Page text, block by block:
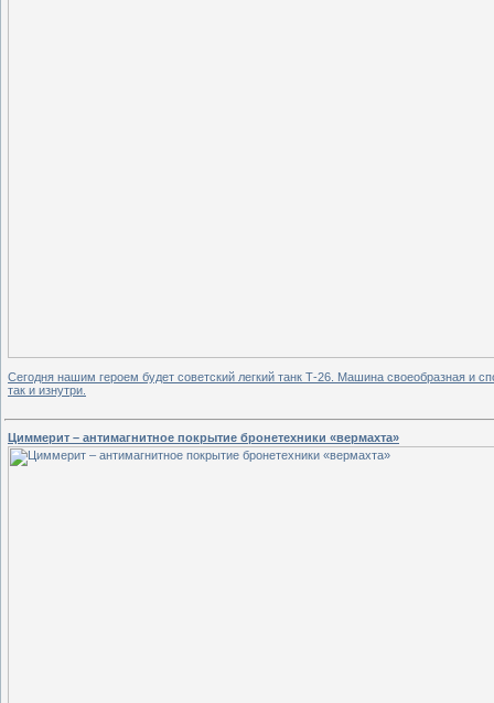
Сегодня нашим героем будет советский легкий танк Т-26. Машина своеобразная и
так и изнутри.
Циммерит – антимагнитное покрытие бронетехники «вермахта»